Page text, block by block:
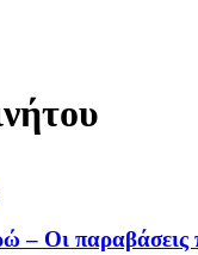
– Οι παραβάσεις